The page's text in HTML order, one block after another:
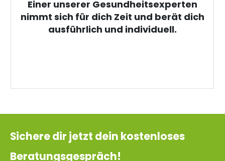
Einer unserer Gesundheitsexperten
nimmt sich für dich Zeit und berät dich
ausführlich und individuell.
Sichere dir jetzt dein kostenloses
Beratungsgespräch!